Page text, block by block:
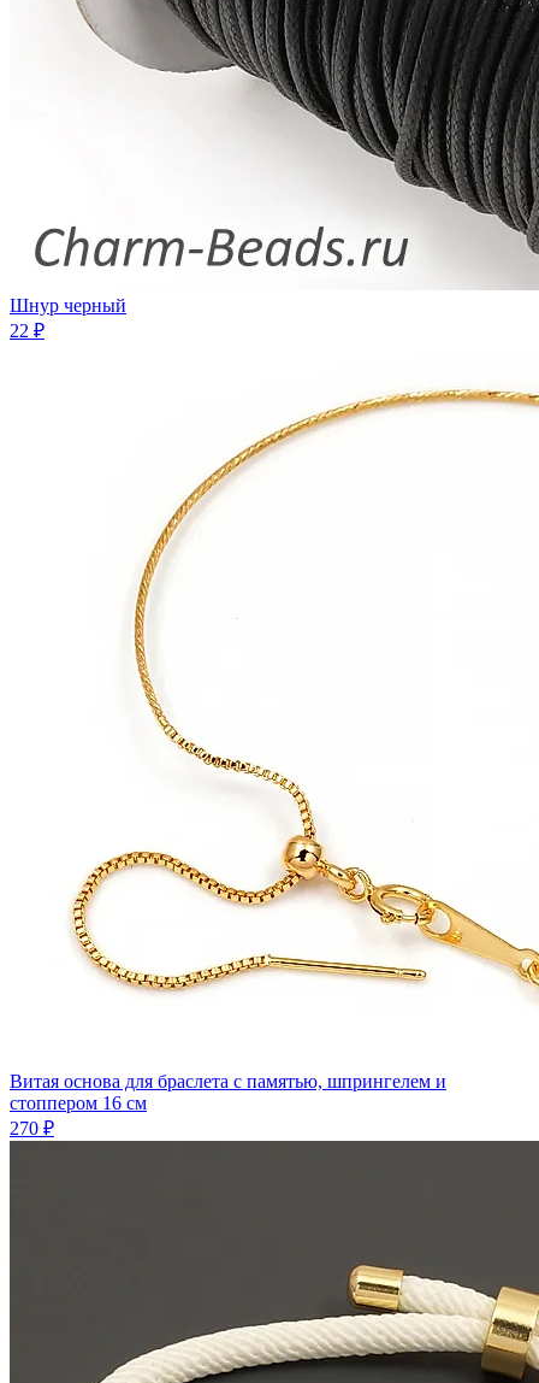
Шнур черный
22 ₽
Витая основа для браслета с памятью, шпрингелем и
стоппером 16 см
270 ₽